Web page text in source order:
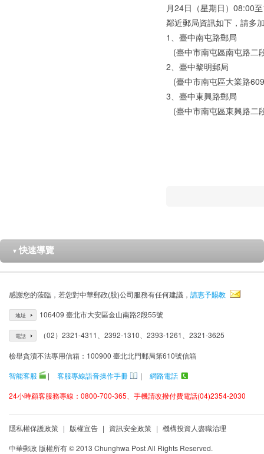
月24日（星期日）08:00
鄰近郵局資訊如下，請多
1、臺中南屯路郵局
(臺中市南屯區南屯路二
2、臺中黎明郵局
(臺中市南屯區大業路
3、臺中東興路郵局
(臺中市南屯區東興路二
▼ 快速導覽
感謝您的蒞臨，若您對中華郵政(股)公司服務有任何建議， 請惠予賜教
地址 106409 臺北市大安區金山南路2段55號
電話 （02）2321-4311、2392-1310、2393-1261、2321-3625
檢舉貪瀆不法專用信箱：100900 臺北北門郵局第610號信箱
智能客服
| 客服專線語音操作手冊 |
網路電話
24小時顧客服務專線：0800-700-365、手機請改撥付費電話(04)2354-2030
隱私權保護政策 | 版權宣告 | 資訊安全政策 | 機構投資人盡職治理
中華郵政 版權所有 © 2013 Chunghwa Post All Rights Reserved.